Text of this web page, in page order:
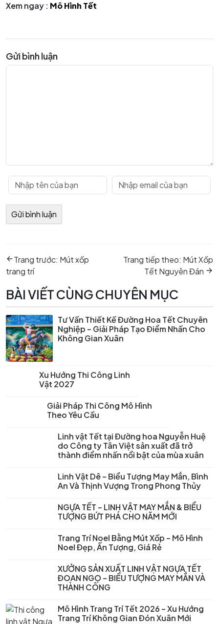
Xem ngay : Mô Hình Tết
Gửi bình luận
hướng
bài
viết
Trang trước: Previous
Mút xốp
trang trí
Trang tiếp theo: Next
post:
Mút Xốp
Tết Nguyên Đán
BÀI VIẾT CÙNG CHUYÊN MỤC
Tư Vấn Thiết Kế Đường Hoa Tết Chuyên
Nghiệp – Giải Pháp Tạo Điểm Nhấn Cho
Không Gian Xuân
Xu Hướng Thi Công Linh
Vật 2027
Giải Pháp Thi Công Mô Hình
Theo Yêu Cầu
Linh vật Tết tại Đường hoa Nguyễn Huệ
do Công ty Tân Việt sản xuất đã trở
thành điểm nhấn nổi bật của mùa xuân
Linh Vật Dê – Biểu Tượng May Mắn, Bình
An Và Thịnh Vượng Trong Phong Thủy
NGỰA TẾT – LINH VẬT MAY MẮN & BIỂU
TƯỢNG BỨT PHÁ CHO NĂM MỚI
Trang Trí Noel Bằng Mút Xốp – Mô Hình
Noel Đẹp, Ấn Tượng, Giá Rẻ
XƯỞNG SẢN XUẤT LINH VẬT NGỰA TẾT
ĐOAN NGỌ – BIỂU TƯỢNG MAY MẮN VÀ
THÀNH CÔNG
Mô Hình Trang Trí Tết 2026 – Xu Hướng
Trang Trí Không Gian Đón Xuân Mới